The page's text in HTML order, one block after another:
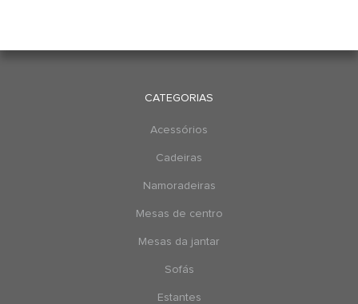
CATEGORIAS
Acessórios
Cadeiras
Namoradeiras
Mesas de centro
Mesas da jantar
Sofás
Estantes